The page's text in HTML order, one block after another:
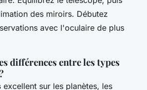
des miroirs. Débutez
avec l'oculaire de plus
différences entre les types
excellent sur les planètes, les